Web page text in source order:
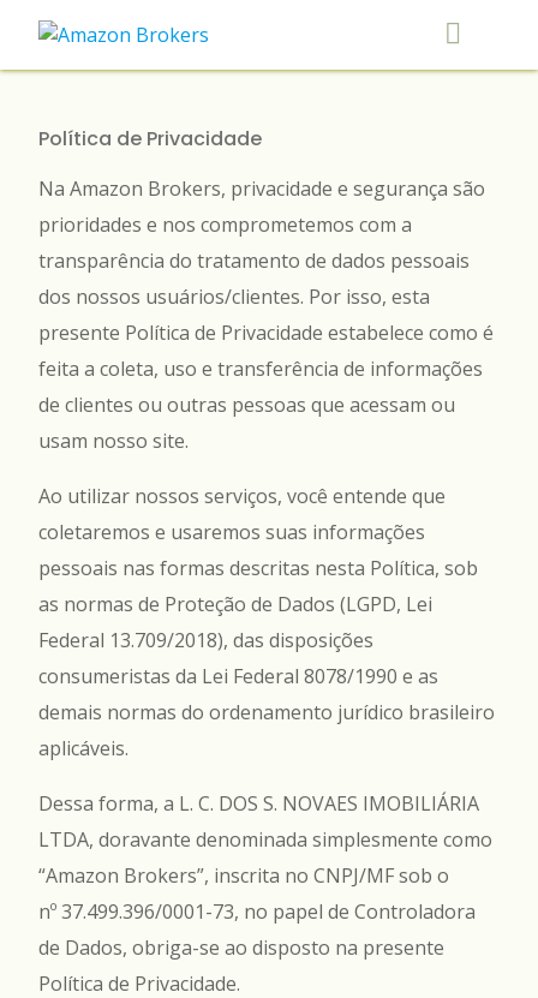
content
Política de Privacidade
Na Amazon Brokers, privacidade e segurança são
prioridades e nos comprometemos com a
transparência do tratamento de dados pessoais
dos nossos usuários/clientes. Por isso, esta
presente Política de Privacidade estabelece como é
feita a coleta, uso e transferência de informações
de clientes ou outras pessoas que acessam ou
usam nosso site.
Ao utilizar nossos serviços, você entende que
coletaremos e usaremos suas informações
pessoais nas formas descritas nesta Política, sob
as normas de Proteção de Dados (LGPD, Lei
Federal 13.709/2018), das disposições
consumeristas da Lei Federal 8078/1990 e as
demais normas do ordenamento jurídico brasileiro
aplicáveis.
Dessa forma, a L. C. DOS S. NOVAES IMOBILIÁRIA
LTDA, doravante denominada simplesmente como
“Amazon Brokers”, inscrita no CNPJ/MF sob o
nº 37.499.396/0001-73, no papel de Controladora
de Dados, obriga-se ao disposto na presente
Política de Privacidade.